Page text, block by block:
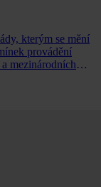
kterým se mění
provádění
mezinárodních